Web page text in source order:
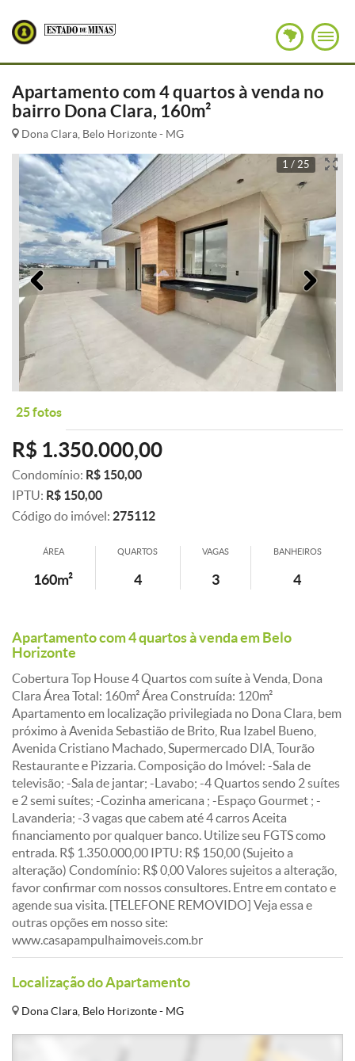
Apartamento com 4 quartos à venda no
bairro Dona Clara, 160m²
Dona Clara, Belo Horizonte - MG
1 / 25
Anterior
25 fotos
R$ 1.350.000,00
Condomínio: R$ 150,00
IPTU: R$ 150,00
Código do imóvel: 275112
ÁREA
160m²
QUARTOS
4
VAGAS
3
BANHEIROS
4
Apartamento com 4 quartos à venda em Belo
Horizonte
Cobertura Top House 4 Quartos com suíte à Venda, Dona
Clara Área Total: 160m² Área Construída: 120m²
Apartamento em localização privilegiada no Dona Clara, bem
próximo à Avenida Sebastião de Brito, Rua Izabel Bueno,
Avenida Cristiano Machado, Supermercado DIA, Tourão
Restaurante e Pizzaria. Composição do Imóvel: -Sala de
televisão; -Sala de jantar; -Lavabo; -4 Quartos sendo 2 suítes
e 2 semi suítes; -Cozinha americana ; -Espaço Gourmet ; -
Lavanderia; -3 vagas que cabem até 4 carros Aceita
financiamento por qualquer banco. Utilize seu FGTS como
entrada. R$ 1.350.000,00 IPTU: R$ 150,00 (Sujeito a
alteração) Condomínio: R$ 0,00 Valores sujeitos a alteração,
favor confirmar com nossos consultores. Entre em contato e
agende sua visita. [TELEFONE REMOVIDO] Veja essa e
outras opções em nosso site:
www.casapampulhaimoveis.com.br
Localização do Apartamento
Dona Clara, Belo Horizonte - MG